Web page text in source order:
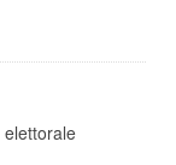
elettorale